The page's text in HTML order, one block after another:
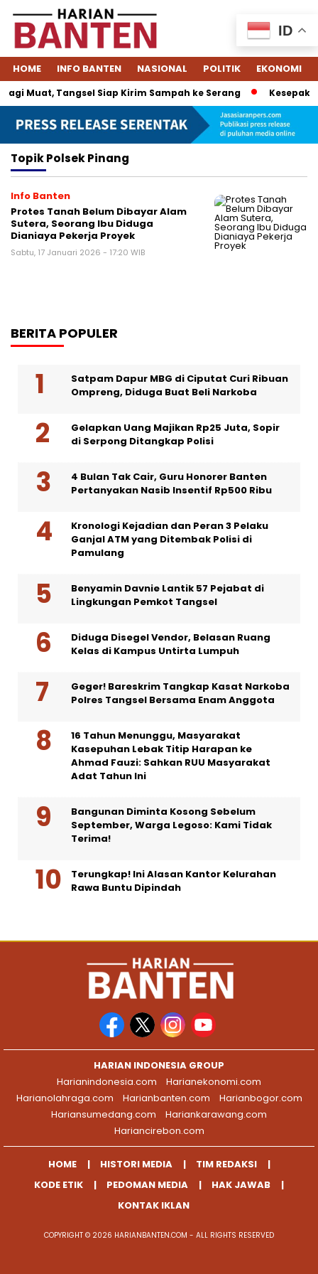
HOME INFO BANTEN NASIONAL POLITIK EKONOMI
Muat, Tangsel Siap Kirim Sampah ke Serang
TopikPolsek Pinang
Info Banten
Protes Tanah Belum Dibayar Alam
Sutera, Seorang Ibu Diduga
Dianiaya Pekerja Proyek
Sabtu, 17 Januari 2026 - 17:20 WIB
BERITA POPULER
Satpam Dapur MBG di Ciputat Curi Ribuan
Ompreng, Diduga Buat Beli Narkoba
Gelapkan Uang Majikan Rp25 Juta, Sopir
di Serpong Ditangkap Polisi
4 Bulan Tak Cair, Guru Honorer Banten
Pertanyakan Nasib Insentif Rp500 Ribu
Kronologi Kejadian dan Peran 3 Pelaku
Ganjal ATM yang Ditembak Polisi di
Pamulang
Benyamin Davnie Lantik 57 Pejabat di
Lingkungan Pemkot Tangsel
Diduga Disegel Vendor, Belasan Ruang
Kelas di Kampus Untirta Lumpuh
Geger! Bareskrim Tangkap Kasat Narkoba
Polres Tangsel Bersama Enam Anggota
16 Tahun Menunggu, Masyarakat
Kasepuhan Lebak Titip Harapan ke
Ahmad Fauzi: Sahkan RUU Masyarakat
Adat Tahun Ini
Bangunan Diminta Kosong Sebelum
September, Warga Legoso: Kami Tidak
Terima!
Terungkap! Ini Alasan Kantor Kelurahan
Rawa Buntu Dipindah
ID
HARIAN INDONESIA GROUP
Harianindonesia.com
Harianekonomi.com
Harianolahraga.com
Harianbanten.com
Harianbogor.com
Hariansumedang.com
Hariankarawang.com
Hariancirebon.com
HOME HISTORI MEDIA
TIM REDAKSI
KODE ETIK
PEDOMAN MEDIA
HAK JAWAB
KONTAK IKLAN
COPYRIGHT © 2026 HARIANBANTEN.COM - ALL RIGHTS RESERVED